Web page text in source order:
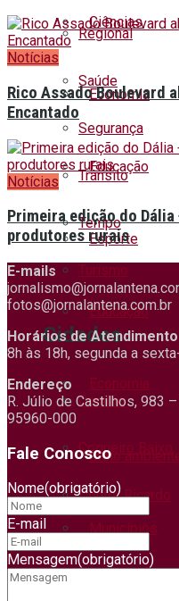
Ciências
Economia
Educação
Esporte
Educação
Economia
Meio
Municípios
Regional
Saúde
Segurança
Trânsito
Tempo
Turismo
Cidades
Capitão
Coqueiro Baixo
Doutor Ricardo
Notícias
Rico Assado Boulevard
Encantado
Notícias
Primeira edição do
produtores rurais
E-mails
fotos@jornalantena.com.br
Horários de Atendimento
8h às 18h, segunda a
Endereço
R. Júlio de Castilhos, 983
95960-000
Fale Conosco
Nome(obrigatório)
E-mail
Mensagem(obrigatório)